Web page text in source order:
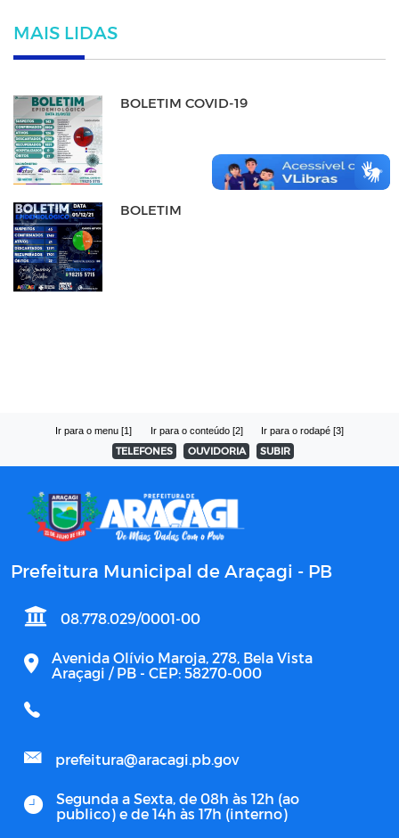
MAIS LIDAS
BOLETIM COVID-19
BOLETIM
Ir para o menu [1] Ir para o conteúdo [2] Ir para o rodapé [3]
TELEFONES OUVIDORIA SUBIR
Prefeitura Municipal de Araçagi - PB
08.778.029/0001-00
Avenida Olívio Maroja, 278, Bela Vista
Araçagi / PB - CEP: 58270-000
prefeitura@aracagi.pb.gov
Segunda a Sexta, de 08h às 12h (ao
publico) e de 14h às 17h (interno)